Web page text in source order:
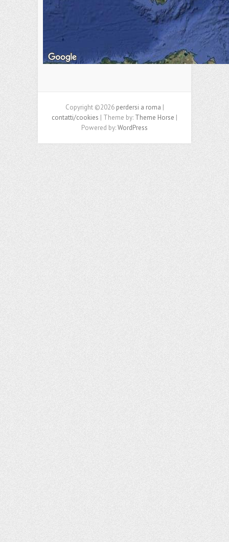
Copyright ©2026 perdersi a roma |
contatti/cookies | Theme by: Theme Horse |
Powered by:WordPress